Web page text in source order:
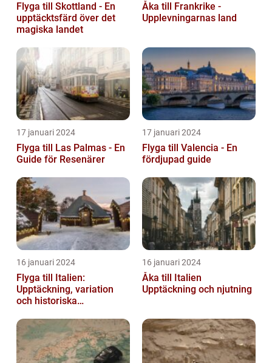
Flyga till Skottland - En
upptäcktsfärd över det
magiska landet
Åka till Frankrike -
Upplevningarnas land
17 januari 2024
Flyga till Las Palmas - En
Guide för Resenärer
17 januari 2024
Flyga till Valencia - En
fördjupad guide
16 januari 2024
Flyga till Italien:
Upptäckning, variation
och historiska
16 januari 2024
Åka till Italien
Upptäckning och njutning